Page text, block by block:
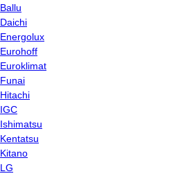
Ballu
Daichi
Energolux
Eurohoff
Euroklimat
Funai
Hitachi
IGC
Ishimatsu
Kentatsu
Kitano
LG